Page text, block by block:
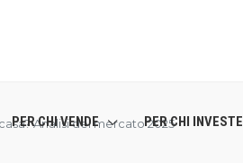
PER CHI VENDE PER CHI INVESTE
Analisi del mercato 2025